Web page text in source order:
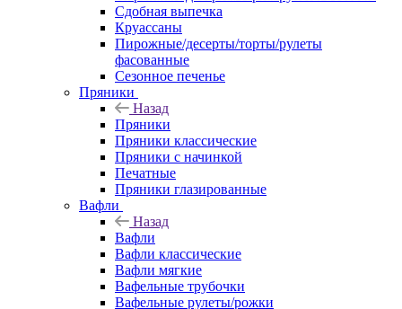
Сдобная выпечка
Круассаны
Пирожные/десерты/торты/рулеты
фасованные
Сезонное печенье
Пряники
Назад
Пряники
Пряники классические
Пряники с начинкой
Печатные
Пряники глазированные
Вафли
Назад
Вафли
Вафли классические
Вафли мягкие
Вафельные трубочки
Вафельные рулеты/рожки